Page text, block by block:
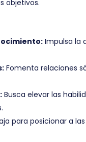
objetivos.
Impulsa la
Fomenta relaciones
Busca elevar las
para posicionar a